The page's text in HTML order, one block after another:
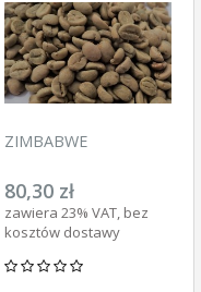
ZIMBABWE
80,30 zł
zawiera 23% VAT, bez
kosztów dostawy